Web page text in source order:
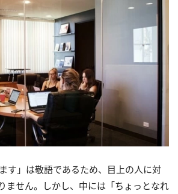
す」は敬語であるため、目上の人に対
ません。しかし、中には「ちょっとなれ